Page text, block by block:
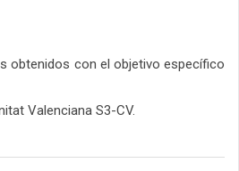
obtenidos con el objetivo específico
Valenciana S3-CV.